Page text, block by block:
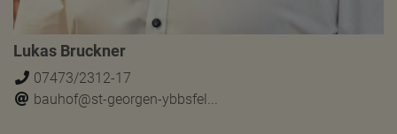
Lukas Bruckner
07473/2312-17
bauhof@st-georgen-ybbsfel...